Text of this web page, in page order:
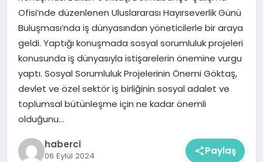
Ofisi’nde düzenlenen Uluslararası Hayırseverlik Günü
Buluşması’nda iş dünyasından yöneticilerle bir araya
geldi. Yaptığı konuşmada sosyal sorumluluk projeleri
konusunda iş dünyasıyla istişarelerin önemine vurgu
yaptı. Sosyal Sorumluluk Projelerinin Önemi Göktaş,
devlet ve özel sektör iş birliğinin sosyal adalet ve
toplumsal bütünleşme için ne kadar önemli
olduğunu…
haberci
06 Eylül 2024 Paylaş